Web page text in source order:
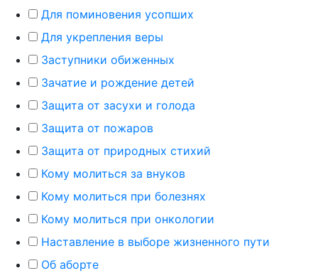
Для поминовения усопших
Для укрепления веры
Заступники обиженных
Зачатие и рождение детей
Защита от засухи и голода
Защита от пожаров
Защита от природных стихий
Кому молиться за внуков
Кому молиться при болезнях
Кому молиться при онкологии
Наставление в выборе жизненного пути
Об аборте